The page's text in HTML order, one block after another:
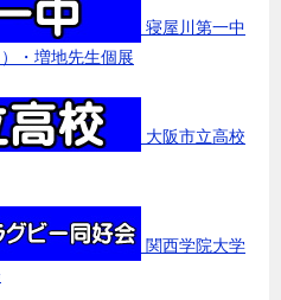
寝屋川第一中
・増地先生個展
大阪市立高校
関西学院大学